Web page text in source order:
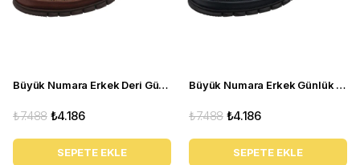
Büyük Numara Erkek Deri Gündelik Ayakkabı - Ag1041-1 Kum
₺4.186
₺7.488
SEPETE EKLE
Büyük Numara Erkek Günlük Ayakkabı - Ag1041-1 Lacivert
₺4.186
₺7.488
SEPETE EKLE